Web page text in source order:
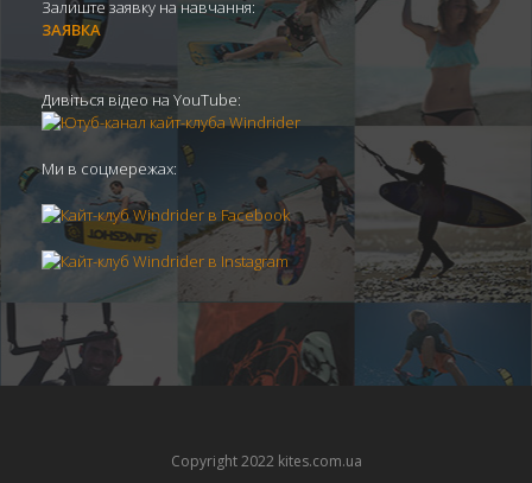
Залиште заявку на навчання:
ЗАЯВКА
Дивіться відео на YouTube:
Ми в соцмережах:
Copyright 2022 kites.com.ua